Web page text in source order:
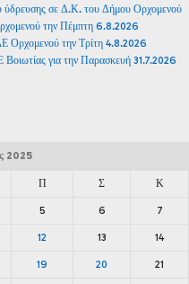
ύδρευσης σε Δ.Κ. του Δήμου Ορχομενού
την Πέμπτη 6.8.2026
Ορχομενού την Τρίτη 4.8.2026
για την Παρασκευή 31.7.2026
2025
Π Σ Κ
5 6 7
12 13 14
19 20 21